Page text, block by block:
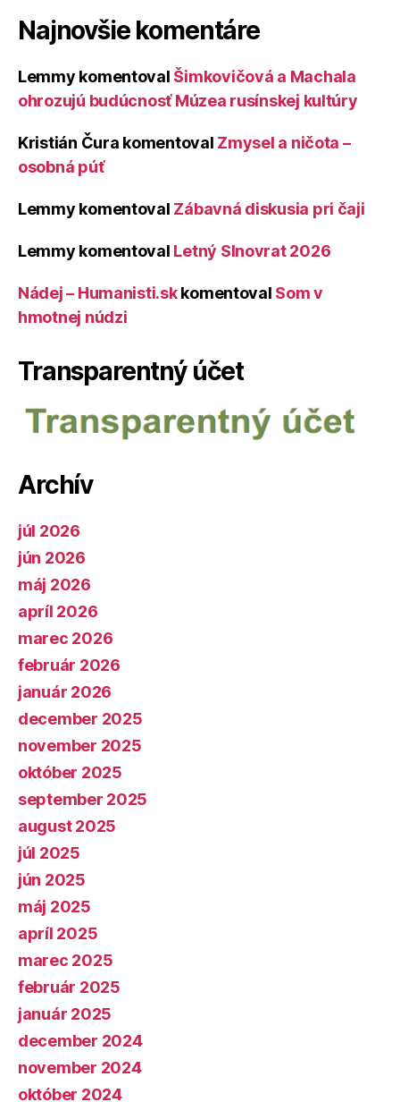
Najnovšie komentáre
Lemmy komentoval Šimkovičová a Machala
ohrozujú budúcnosť Múzea rusínskej kultúry
Kristián Čura komentoval Zmysel a ničota –
osobná púť
Lemmy komentoval Zábavná diskusia pri čaji
Lemmy komentoval Letný Slnovrat 2026
Nádej – Humanisti.skkomentoval Som v
hmotnej núdzi
Transparentný účet
Archív
júl 2026
jún 2026
máj 2026
apríl 2026
marec 2026
február 2026
január 2026
december 2025
november 2025
október 2025
september 2025
august 2025
júl 2025
jún 2025
máj 2025
apríl 2025
marec 2025
február 2025
január 2025
december 2024
november 2024
október 2024